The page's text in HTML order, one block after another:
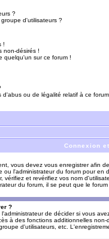
?
d'utilisateurs ?
!
non-désirés !
quelqu'un sur ce forum !
ou de légalité relatif à ce
Connexion
vous devez vous enregistrer afin
ou l'administrateur du forum pour
vérifiez et revérifiez vos nom
du forum, il se peut que le forum
?
de décider si vous
à des fonctions additionnelles
d'utilisateurs, etc.